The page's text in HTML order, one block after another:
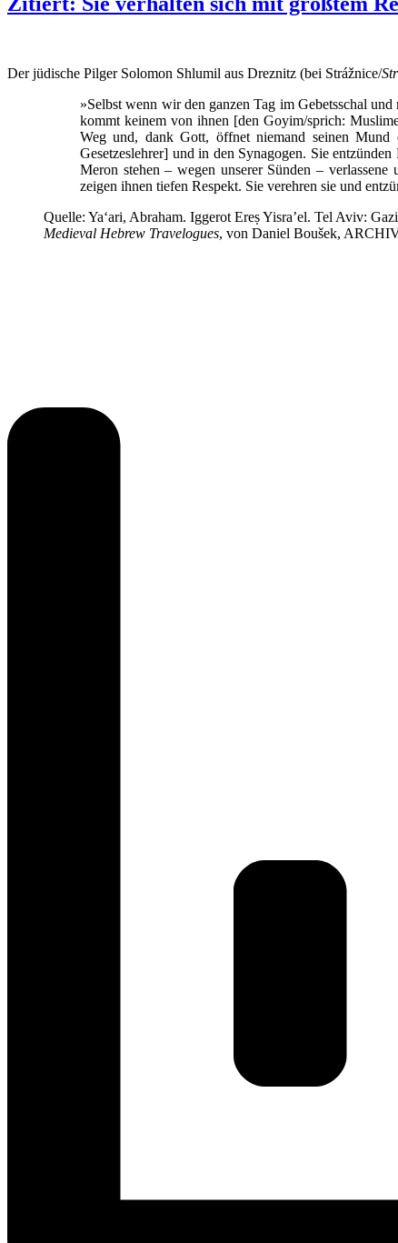
Der jüdische Pilger Solomon Shlumil aus Dreznitz (bei Strážnice/
»Selbst wenn wir den ganzen Tag im Gebetsschal
kommt keinem von ihnen [den Goyim/sprich:
Weg und, dank Gott, öffnet niemand seinen Mund
Gesetzeslehrer] und in den Synagogen. Sie
Meron stehen – wegen unserer Sünden –
zeigen ihnen tiefen Respekt. Sie verehren sie und
Quelle: Ya‘ari, Abraham. Iggerot Ereṣ Yisra’el. Tel Aviv:
Medieval Hebrew Travelogues, von Daniel Boušek,